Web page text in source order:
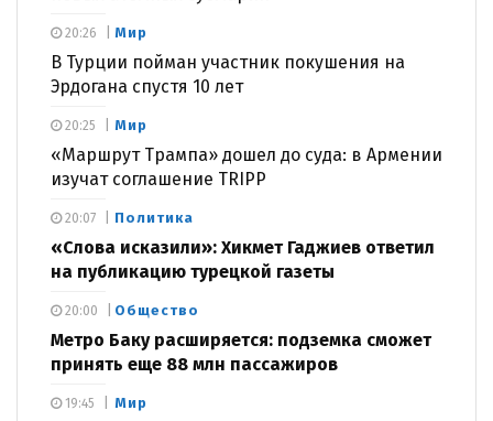
Мир
В Турции пойман участник покушения на
Эрдогана спустя 10 лет
20:26
Мир
«Маршрут Трампа» дошел до суда: в Армении
изучат соглашение TRIPP
20:25
Политика
«Слова исказили»: Хикмет Гаджиев ответил
на публикацию турецкой газеты
20:07
Общество
Метро Баку расширяется: подземка сможет
принять еще 88 млн пассажиров
20:00
Мир
19:45